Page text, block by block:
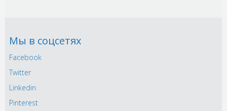
Мы в соцсетях
Facebook
Twitter
Linkedin
Pinterest